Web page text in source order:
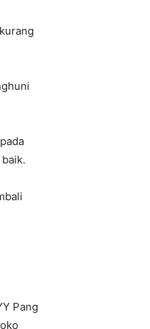
Pang